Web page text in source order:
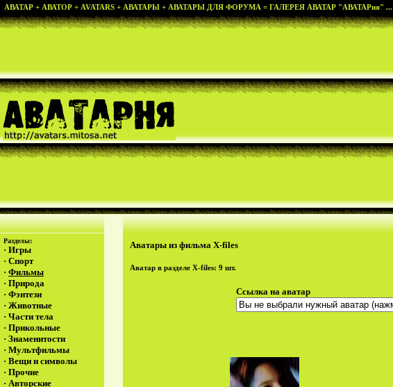
АВАТАР + АВАТОР + AVATARS + АВАТАРЫ + АВАТАРЫ ДЛЯ ФОРУМА = ГАЛЕРЕЯ АВАТАР "АВАТАРня" ...
Разделы:
· Игры
· Спорт
· Фильмы
· Природа
· Фэнтези
· Животные
· Части тела
· Прикольные
· Знаменитости
· Мультфильмы
· Вещи и символы
· Прочие
· Авторские
Аватары из фильма X-files
Аватар в разделе X-files: 9 шт.
Ссылка на аватар